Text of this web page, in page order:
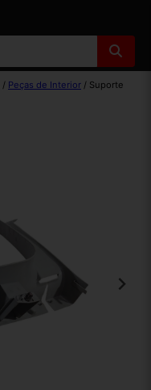
/ Peças de Interior / Suporte